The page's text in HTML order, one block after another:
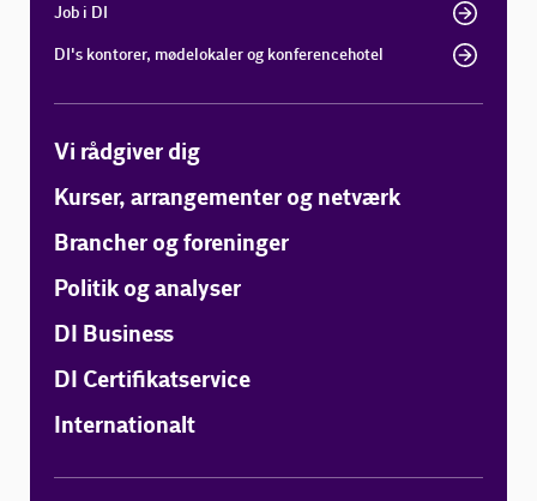
Job i DI
DI's kontorer, mødelokaler og konferencehotel
Vi rådgiver dig
Kurser, arrangementer og netværk
Brancher og foreninger
Politik og analyser
DI Business
DI Certifikatservice
Internationalt